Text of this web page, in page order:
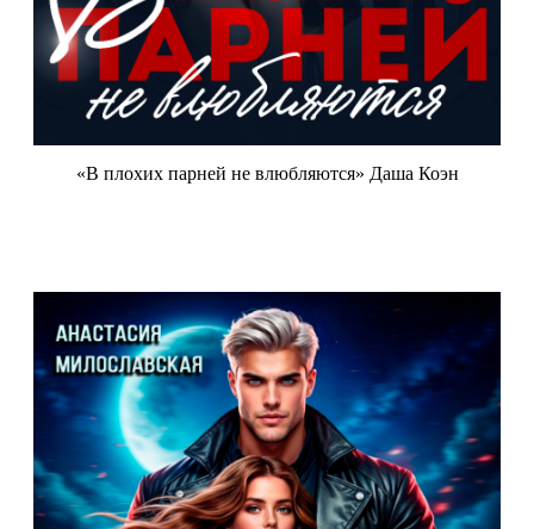
«В плохих парней не влюбляются» Даша Коэн